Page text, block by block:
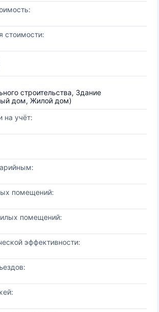
стоимости:
строительства, Здание
дом, Жилой дом)
на учёт:
помещений:
помещений:
эффективности: